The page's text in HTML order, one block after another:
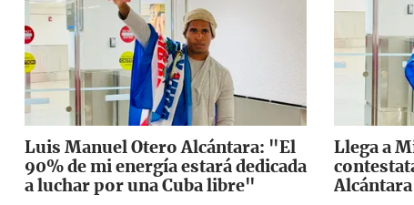
Luis Manuel Otero Alcántara: "El
90% de mi energía estará dedicada
a luchar por una Cuba libre"
Llega a
Alcántara